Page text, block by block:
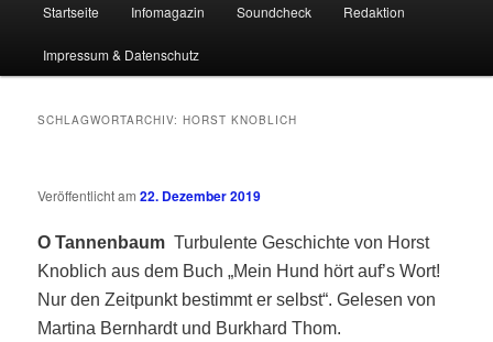
Startseite Infomagazin Soundcheck Redaktion
Impressum & Datenschutz
SCHLAGWORTARCHIV:HORST KNOBLICH
Veröffentlicht am22. Dezember 2019
O Tannenbaum Turbulente Geschichte von Horst
Knoblich aus dem Buch „Mein Hund hört auf’s Wort!
Nur den Zeitpunkt bestimmt er selbst“. Gelesen von
Martina Bernhardt und Burkhard Thom.